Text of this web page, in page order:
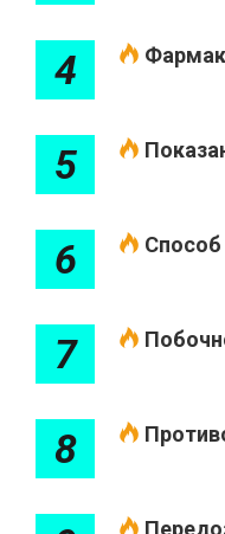
4
5
6
7
8